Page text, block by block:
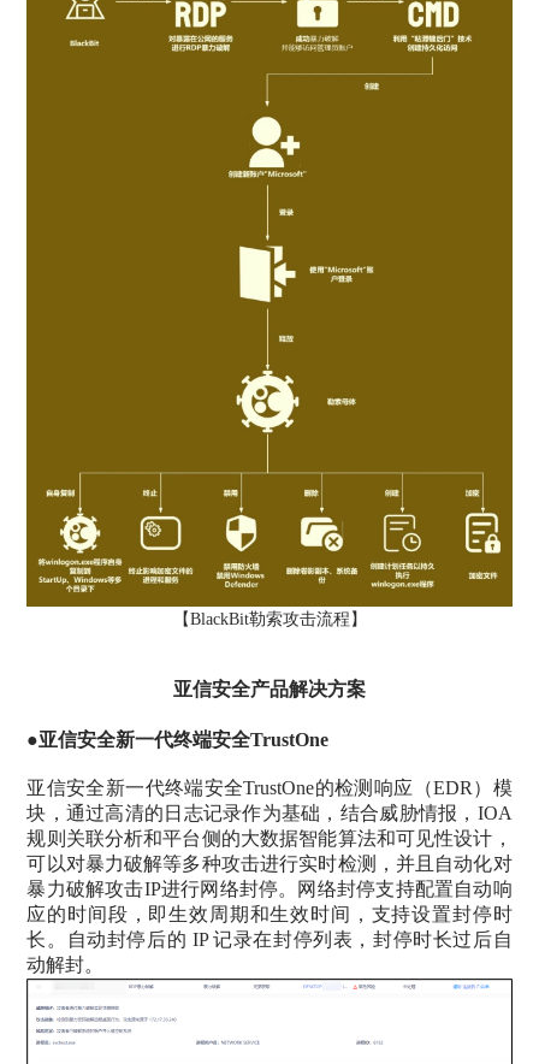
【BlackBit勒索攻击流程】
亚信安全产品解决方案
●亚信安全新一代终端安全TrustOne
亚信安全新一代终端安全TrustOne的检测响应（EDR）模
块，通过高清的日志记录作为基础，结合威胁情报，IOA
规则关联分析和平台侧的大数据智能算法和可见性设计，
可以对暴力破解等多种攻击进行实时检测，并且自动化对
暴力破解攻击IP进行网络封停。网络封停支持配置自动响
应的时间段，即生效周期和生效时间，支持设置封停时
长。自动封停后的 IP 记录在封停列表，封停时长过后自
动解封。